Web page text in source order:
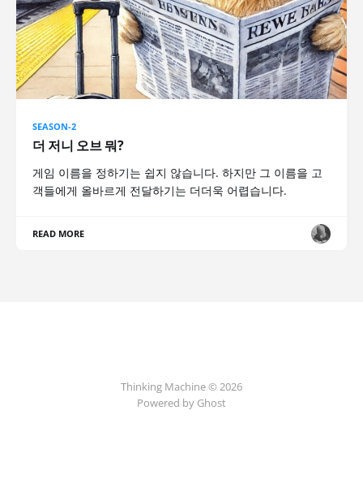
SEASON-2
더 저니 오브 뭐?
게임 이름을 정하기는 쉽지 않습니다. 하지만 그 이름을 고
객들에게 올바르게 전달하기는 더더욱 어렵습니다.
READ MORE
Thinking Machine © 2026
Powered by Ghost